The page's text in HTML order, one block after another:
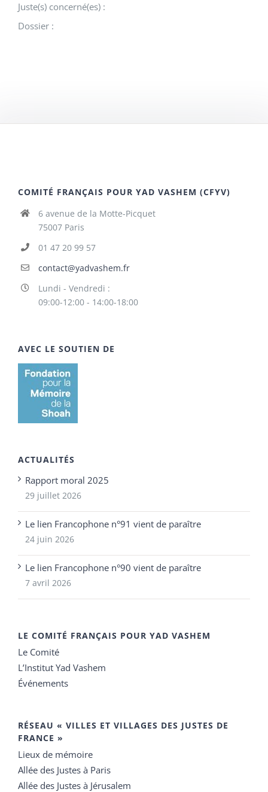
Juste(s) concerné(es) :
Dossier :
COMITÉ FRANÇAIS POUR YAD VASHEM (CFYV)
6 avenue de la Motte-Picquet
75007 Paris
01 47 20 99 57
contact@yadvashem.fr
Lundi - Vendredi :
09:00-12:00 - 14:00-18:00
AVEC LE SOUTIEN DE
ACTUALITÉS
Rapport moral 2025
29 juillet 2026
Le lien Francophone n°91 vient de paraître
24 juin 2026
Le lien Francophone n°90 vient de paraître
7 avril 2026
LE COMITÉ FRANÇAIS POUR YAD VASHEM
Le Comité
L’Institut Yad Vashem
Événements
RÉSEAU « VILLES ET VILLAGES DES JUSTES DE
FRANCE »
Lieux de mémoire
Allée des Justes à Paris
Allée des Justes à Jérusalem